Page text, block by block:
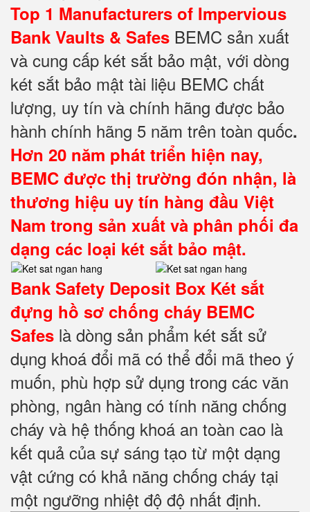
Top 1 Manufacturers of Impervious
Bank Vaults & Safes BEMC sản xuất
và cung cấp két sắt bảo mật, với dòng
két sắt bảo mật tài liệu BEMC chất
lượng, uy tín và chính hãng được bảo
hành chính hãng 5 năm trên toàn quốc.
Hơn 20 năm phát triển hiện nay,
BEMC được thị trường đón nhận, là
thương hiệu uy tín hàng đầu Việt
Nam trong sản xuất và phân phối đa
dạng các loại két sắt bảo mật.
Bank Safety Deposit Box Két sắt
đựng hồ sơ chống cháy BEMC
Safes là dòng sản phẩm két sắt sử
dụng khoá đổi mã có thể đổi mã theo ý
muốn, phù hợp sử dụng trong các văn
phòng, ngân hàng có tính năng chống
cháy và hệ thống khoá an toàn cao là
kết quả của sự sáng tạo từ một dạng
vật cứng có khả năng chống cháy tại
một ngưỡng nhiệt độ độ nhất định.